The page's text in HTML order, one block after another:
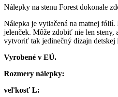
Nálepky na stenu Forest dokonale
Nálepka je vytlačená na matnej
jelenček. Môže zdobiť nie len steny,
vytvoriť tak jedinečný dizajn detskej
Vyrobené v EÚ.
Rozmery nálepky:
veľkosť L: